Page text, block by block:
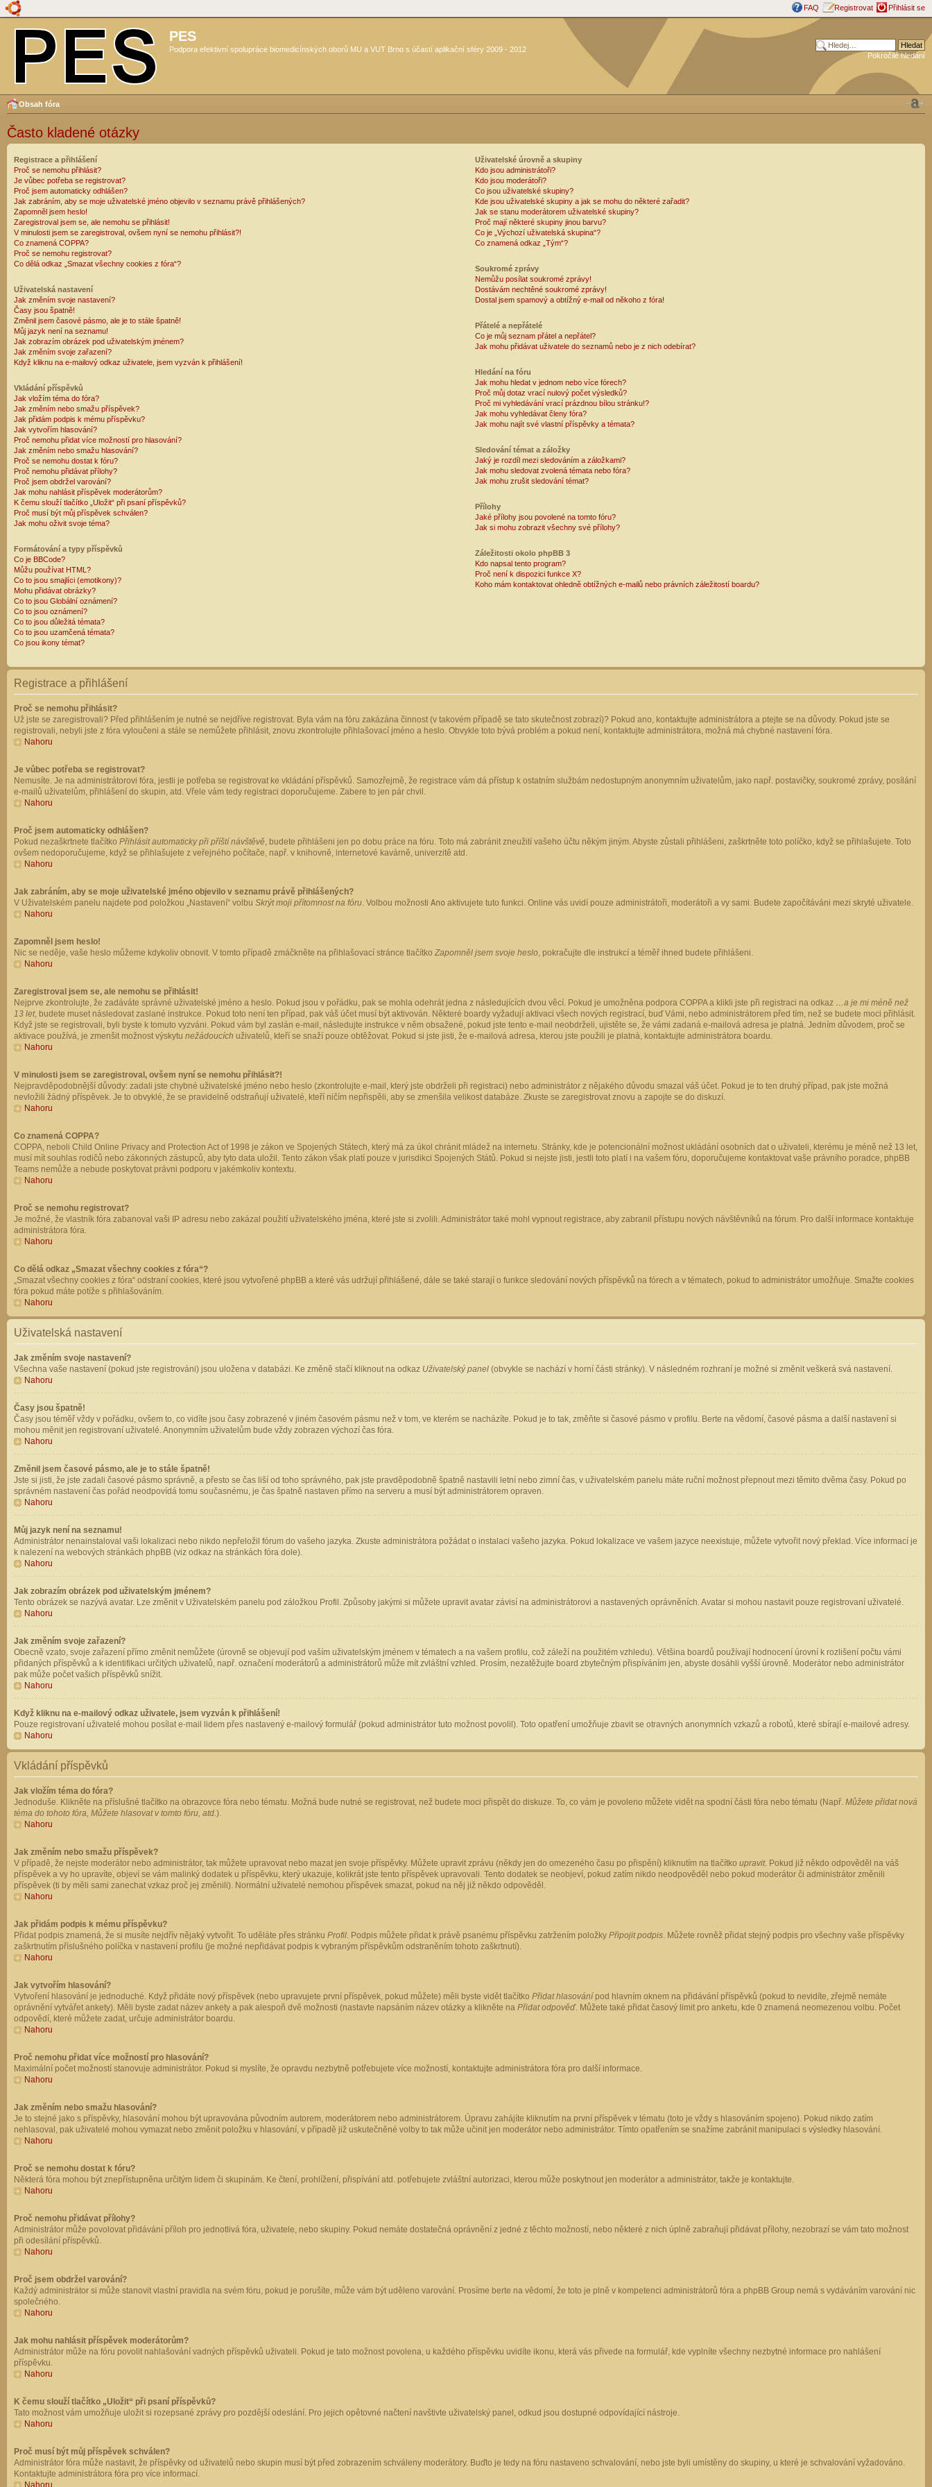
FAQ Registrovat Přihlásit se
PES
Podpora efektivní spolupráce biomedicínských oborů MU a VUT Brno s účastí aplikační sféry 2009 - 2012
Pokročilé hledání
Obsah fóra
Často kladené otázky
Registrace a přihlášení
Proč se nemohu přihlásit?
Je vůbec potřeba se registrovat?
Proč jsem automaticky odhlášen?
Jak zabráním, aby se moje uživatelské jméno objevilo v seznamu právě přihlášených?
Zapomněl jsem heslo!
Zaregistroval jsem se, ale nemohu se přihlásit!
V minulosti jsem se zaregistroval, ovšem nyní se nemohu přihlásit?!
Co znamená COPPA?
Proč se nemohu registrovat?
Co dělá odkaz „Smazat všechny cookies z fóra“?
Uživatelská nastavení
Jak změním svoje nastavení?
Časy jsou špatně!
Změnil jsem časové pásmo, ale je to stále špatně!
Můj jazyk není na seznamu!
Jak zobrazím obrázek pod uživatelským jménem?
Jak změním svoje zařazení?
Když kliknu na e-mailový odkaz uživatele, jsem vyzván k přihlášení!
Vkládání příspěvků
Jak vložím téma do fóra?
Jak změním nebo smažu příspěvek?
Jak přidám podpis k mému příspěvku?
Jak vytvořím hlasování?
Proč nemohu přidat více možností pro hlasování?
Jak změním nebo smažu hlasování?
Proč se nemohu dostat k fóru?
Proč nemohu přidávat přílohy?
Proč jsem obdržel varování?
Jak mohu nahlásit příspěvek moderátorům?
K čemu slouží tlačítko „Uložit“ při psaní příspěvků?
Proč musí být můj příspěvek schválen?
Jak mohu oživit svoje téma?
Formátování a typy příspěvků
Co je BBCode?
Můžu používat HTML?
Co to jsou smajlíci (emotikony)?
Mohu přidávat obrázky?
Co to jsou Globální oznámení?
Co to jsou oznámení?
Co to jsou důležitá témata?
Co to jsou uzamčená témata?
Co jsou ikony témat?
Uživatelské úrovně a skupiny
Kdo jsou administrátoři?
Kdo jsou moderátoři?
Co jsou uživatelské skupiny?
Kde jsou uživatelské skupiny a jak se mohu do některé zařadit?
Jak se stanu moderátorem uživatelské skupiny?
Proč mají některé skupiny jinou barvu?
Co je „Výchozí uživatelská skupina“?
Co znamená odkaz „Tým“?
Soukromé zprávy
Nemůžu posílat soukromé zprávy!
Dostávám nechtěné soukromé zprávy!
Dostal jsem spamový a obtížný e-mail od někoho z fóra!
Přátelé a nepřátelé
Co je můj seznam přátel a nepřátel?
Jak mohu přidávat uživatele do seznamů nebo je z nich odebírat?
Hledání na fóru
Jak mohu hledat v jednom nebo více fórech?
Proč můj dotaz vrací nulový počet výsledků?
Proč mi vyhledávání vrací prázdnou bílou stránku!?
Jak mohu vyhledávat členy fóra?
Jak mohu najít své vlastní příspěvky a témata?
Sledování témat a záložky
Jaký je rozdíl mezi sledováním a záložkami?
Jak mohu sledovat zvolená témata nebo fóra?
Jak mohu zrušit sledování témat?
Přílohy
Jaké přílohy jsou povolené na tomto fóru?
Jak si mohu zobrazit všechny své přílohy?
Záležitosti okolo phpBB 3
Kdo napsal tento program?
Proč není k dispozici funkce X?
Koho mám kontaktovat ohledně obtížných e-mailů nebo právních záležitostí boardu?
Registrace a přihlášení
Proč se nemohu přihlásit?
Už jste se zaregistrovali? Před přihlášením je nutné se nejdříve registrovat. Byla vám na fóru zakázána činnost (v takovém případě se tato skutečnost zobrazí)? Pokud ano, kontaktujte administrátora a ptejte se na důvody. Pokud jste se
registrovali, nebyli jste z fóra vyloučeni a stále se nemůžete přihlásit, znovu zkontrolujte přihlašovací jméno a heslo. Obvykle toto bývá problém a pokud není, kontaktujte administrátora, možná má chybné nastavení fóra.
Nahoru
Je vůbec potřeba se registrovat?
Nemusíte. Je na administrátorovi fóra, jestli je potřeba se registrovat ke vkládání příspěvků. Samozřejmě, že registrace vám dá přístup k ostatním službám nedostupným anonymním uživatelům, jako např. postavičky, soukromé zprávy, posílání
e-mailů uživatelům, přihlášení do skupin, atd. Vřele vám tedy registraci doporučujeme. Zabere to jen pár chvil.
Nahoru
Proč jsem automaticky odhlášen?
Pokud nezaškrtnete tlačítko Přihlásit automaticky při příští návštěvě, budete přihlášeni jen po dobu práce na fóru. Toto má zabránit zneužití vašeho účtu někým jiným. Abyste zůstali přihlášeni, zaškrtněte toto políčko, když se přihlašujete. Toto
ovšem nedoporučujeme, když se přihlašujete z veřejného počítače, např. v knihovně, internetové kavárně, univerzitě atd.
Nahoru
Jak zabráním, aby se moje uživatelské jméno objevilo v seznamu právě přihlášených?
V Uživatelském panelu najdete pod položkou „Nastavení“ volbu Skrýt moji přítomnost na fóru. Volbou možnosti Ano aktivujete tuto funkci. Online vás uvidí pouze administrátoři, moderátoři a vy sami. Budete započítáváni mezi skryté uživatele.
Nahoru
Zapomněl jsem heslo!
Nic se neděje, vaše heslo můžeme kdykoliv obnovit. V tomto případě zmáčkněte na přihlašovací stránce tlačítko Zapomněl jsem svoje heslo, pokračujte dle instrukcí a téměř ihned budete přihlášeni.
Nahoru
Zaregistroval jsem se, ale nemohu se přihlásit!
Nejprve zkontrolujte, že zadáváte správné uživatelské jméno a heslo. Pokud jsou v pořádku, pak se mohla odehrát jedna z následujících dvou věcí. Pokud je umožněna podpora COPPA a klikli jste při registraci na odkaz …a je mi méně než
13 let, budete muset následovat zaslané instrukce. Pokud toto není ten případ, pak váš účet musí být aktivován. Některé boardy vyžadují aktivaci všech nových registrací, buď Vámi, nebo administrátorem před tím, než se budete moci přihlásit.
Když jste se registrovali, byli byste k tomuto vyzváni. Pokud vám byl zaslán e-mail, následujte instrukce v něm obsažené, pokud jste tento e-mail neobdrželi, ujistěte se, že vámi zadaná e-mailová adresa je platná. Jedním důvodem, proč se
aktivace používá, je zmenšit možnost výskytu nežádoucích uživatelů, kteří se snaží pouze obtěžovat. Pokud si jste jisti, že e-mailová adresa, kterou jste použili je platná, kontaktujte administrátora boardu.
Nahoru
V minulosti jsem se zaregistroval, ovšem nyní se nemohu přihlásit?!
Nejpravděpodobnější důvody: zadali jste chybné uživatelské jméno nebo heslo (zkontrolujte e-mail, který jste obdrželi při registraci) nebo administrátor z nějakého důvodu smazal váš účet. Pokud je to ten druhý případ, pak jste možná
nevložili žádný příspěvek. Je to obvyklé, že se pravidelně odstraňují uživatelé, kteří ničím nepřispěli, aby se zmenšila velikost databáze. Zkuste se zaregistrovat znovu a zapojte se do diskuzí.
Nahoru
Co znamená COPPA?
COPPA, neboli Child Online Privacy and Protection Act of 1998 je zákon ve Spojených Státech, který má za úkol chránit mládež na internetu. Stránky, kde je potencionální možnost ukládání osobních dat o uživateli, kterému je méně než 13 let,
musí mít souhlas rodičů nebo zákonných zástupců, aby tyto data uložil. Tento zákon však platí pouze v jurisdikci Spojených Států. Pokud si nejste jisti, jestli toto platí i na vašem fóru, doporučujeme kontaktovat vaše právního poradce, phpBB
Teams nemůže a nebude poskytovat právni podporu v jakémkoliv kontextu.
Nahoru
Proč se nemohu registrovat?
Je možné, že vlastník fóra zabanoval vaši IP adresu nebo zakázal použití uživatelského jména, které jste si zvolili. Administrátor také mohl vypnout registrace, aby zabranil přístupu nových návštěvníků na fórum. Pro další informace kontaktuje
administrátora fóra.
Nahoru
Co dělá odkaz „Smazat všechny cookies z fóra“?
„Smazat všechny cookies z fóra“ odstraní cookies, které jsou vytvořené phpBB a které vás udržují přihlášené, dále se také starají o funkce sledování nových příspěvků na fórech a v tématech, pokud to administrátor umožňuje. Smažte cookies
fóra pokud máte potíže s přihlašováním.
Nahoru
Uživatelská nastavení
Jak změním svoje nastavení?
Všechna vaše nastavení (pokud jste registrováni) jsou uložena v databázi. Ke změně stačí kliknout na odkaz Uživatelský panel (obvykle se nachází v horní části stránky). V následném rozhraní je možné si změnit veškerá svá nastavení.
Nahoru
Časy jsou špatně!
Časy jsou téměř vždy v pořádku, ovšem to, co vidíte jsou časy zobrazené v jiném časovém pásmu než v tom, ve kterém se nacházíte. Pokud je to tak, změňte si časové pásmo v profilu. Berte na vědomí, časové pásma a další nastavení si
mohou měnit jen registrovaní uživatelé. Anonymním uživatelům bude vždy zobrazen výchozí čas fóra.
Nahoru
Změnil jsem časové pásmo, ale je to stále špatně!
Jste si jisti, že jste zadali časové pásmo správně, a přesto se čas liší od toho správného, pak jste pravděpodobně špatně nastavili letní nebo zimní čas, v uživatelském panelu máte ruční možnost přepnout mezi těmito dvěma časy. Pokud po
správném nastavení čas pořád neodpovídá tomu současnému, je čas špatně nastaven přímo na serveru a musí být administrátorem opraven.
Nahoru
Můj jazyk není na seznamu!
Administrátor nenainstaloval vaši lokalizaci nebo nikdo nepřeložil fórum do vašeho jazyka. Zkuste administrátora požádat o instalaci vašeho jazyka. Pokud lokalizace ve vašem jazyce neexistuje, můžete vytvořit nový překlad. Více informací je
k nalezení na webových stránkách phpBB (viz odkaz na stránkách fóra dole).
Nahoru
Jak zobrazím obrázek pod uživatelským jménem?
Tento obrázek se nazývá avatar. Lze změnit v Uživatelském panelu pod záložkou Profil. Způsoby jakými si můžete upravit avatar závisí na administrátorovi a nastavených oprávněních. Avatar si mohou nastavit pouze registrovaní uživatelé.
Nahoru
Jak změním svoje zařazení?
Obecně vzato, svoje zařazení přímo změnit nemůžete (úrovně se objevují pod vaším uživatelským jménem v tématech a na vašem profilu, což záleží na použitém vzhledu). Většina boardů používají hodnocení úrovní k rozlišení počtu vámi
přidaných příspěvků a k identifikaci určitých uživatelů, např. označení moderátorů a administrátorů může mít zvláštní vzhled. Prosím, nezatěžujte board zbytečným přispíváním jen, abyste dosáhli vyšší úrovně. Moderátor nebo administrátor
pak může počet vašich příspěvků snížit.
Nahoru
Když kliknu na e-mailový odkaz uživatele, jsem vyzván k přihlášení!
Pouze registrovaní uživatelé mohou posílat e-mail lidem přes nastavený e-mailový formulář (pokud administrátor tuto možnost povolil). Toto opatření umožňuje zbavit se otravných anonymních vzkazů a robotů, které sbírají e-mailové adresy.
Nahoru
Vkládání příspěvků
Jak vložím téma do fóra?
Jednoduše. Klikněte na příslušné tlačítko na obrazovce fóra nebo tématu. Možná bude nutné se registrovat, než budete moci přispět do diskuze. To, co vám je povoleno můžete vidět na spodní části fóra nebo tématu (Např. Můžete přidat nová
téma do tohoto fóra, Můžete hlasovat v tomto fóru, atd.).
Nahoru
Jak změním nebo smažu příspěvek?
V případě, že nejste moderátor nebo administrátor, tak můžete upravovat nebo mazat jen svoje příspěvky. Můžete upravit zprávu (někdy jen do omezeného času po přispění) kliknutím na tlačítko upravit. Pokud již někdo odpověděl na váš
příspěvek a vy ho upravíte, objeví se vám malinký dodatek u příspěvku, který ukazuje, kolikrát jste tento příspěvek upravovali. Tento dodatek se neobjeví, pokud zatím nikdo neodpověděl nebo pokud moderátor či administrátor změnili
příspěvek (ti by měli sami zanechat vzkaz proč jej změnili). Normální uživatelé nemohou příspěvek smazat, pokud na něj již někdo odpověděl.
Nahoru
Jak přidám podpis k mému příspěvku?
Přidat podpis znamená, že si musíte nejdřív nějaký vytvořit. To uděláte přes stránku Profil. Podpis můžete přidat k právě psanému příspěvku zatržením položky Připojit podpis. Můžete rovněž přidat stejný podpis pro všechny vaše příspěvky
zaškrtnutím příslušného políčka v nastavení profilu (je možné nepřidávat podpis k vybraným příspěvkům odstraněním tohoto zaškrtnutí).
Nahoru
Jak vytvořím hlasování?
Vytvoření hlasování je jednoduché. Když přidáte nový příspěvek (nebo upravujete první příspěvek, pokud můžete) měli byste vidět tlačítko Přidat hlasování pod hlavním oknem na přidávání příspěvků (pokud to nevidíte, zřejmě nemáte
oprávnění vytvářet ankety). Měli byste zadat název ankety a pak alespoň dvě možnosti (nastavte napsáním název otázky a klikněte na Přidat odpověď. Můžete také přidat časový limit pro anketu, kde 0 znamená neomezenou volbu. Počet
odpovědí, které můžete zadat, určuje administrátor boardu.
Nahoru
Proč nemohu přidat více možností pro hlasování?
Maximální počet možností stanovuje administrátor. Pokud si myslíte, že opravdu nezbytně potřebujete více možností, kontaktujte administrátora fóra pro další informace.
Nahoru
Jak změním nebo smažu hlasování?
Je to stejné jako s příspěvky, hlasování mohou být upravována původním autorem, moderátorem nebo administrátorem. Úpravu zahájíte kliknutím na první příspěvek v tématu (toto je vždy s hlasováním spojeno). Pokud nikdo zatím
nehlasoval, pak uživatelé mohou vymazat nebo změnit položku v hlasování, v případě již uskutečněné volby to tak může učinit jen moderátor nebo administrátor. Tímto opatřením se snažíme zabránit manipulaci s výsledky hlasování.
Nahoru
Proč se nemohu dostat k fóru?
Některá fóra mohou být znepřístupněna určitým lidem či skupinám. Ke čtení, prohlížení, přispívání atd. potřebujete zvláštní autorizaci, kterou může poskytnout jen moderátor a administrátor, takže je kontaktujte.
Nahoru
Proč nemohu přidávat přílohy?
Administrátor může povolovat přidávání příloh pro jednotlivá fóra, uživatele, nebo skupiny. Pokud nemáte dostatečná oprávnění z jedné z těchto možností, nebo některé z nich úplně zabraňují přidávat přílohy, nezobrazí se vám tato možnost
při odesílání příspěvků.
Nahoru
Proč jsem obdržel varování?
Každý administrátor si může stanovit vlastní pravidla na svém fóru, pokud je porušíte, může vám být uděleno varování. Prosíme berte na vědomí, že toto je plně v kompetenci administrátorů fóra a phpBB Group nemá s vydáváním varování nic
společného.
Nahoru
Jak mohu nahlásit příspěvek moderátorům?
Administrátor může na fóru povolit nahlašování vadných příspěvků uživateli. Pokud je tato možnost povolena, u každého příspěvku uvidíte ikonu, která vás přivede na formulář, kde vyplníte všechny nezbytné informace pro nahlášení
příspěvku.
Nahoru
K čemu slouží tlačítko „Uložit“ při psaní příspěvků?
Tato možnost vám umožňuje uložit si rozepsané zprávy pro pozdější odeslání. Pro jejich opětovné načtení navštivte uživatelský panel, odkud jsou dostupné odpovídající nástroje.
Nahoru
Proč musí být můj příspěvek schválen?
Administrátor fóra může nastavit, že příspěvky od uživatelů nebo skupin musí být před zobrazením schváleny moderátory. Buďto je tedy na fóru nastaveno schvalování, nebo jste byli umístěny do skupiny, u které je schvalování vyžadováno.
Kontaktujte administrátora fóra pro více informací.
Nahoru